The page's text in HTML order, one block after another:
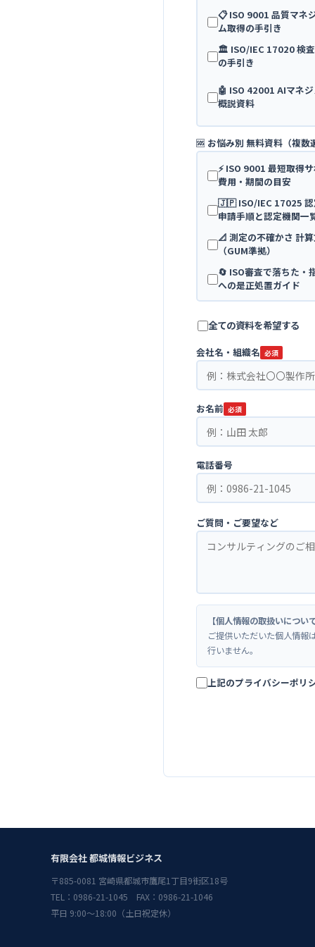
📋 ISO 9001 品質マネ
ム取得の手引き
🏛️ ISO/IEC 17020 検
の手引き
🤖 ISO 42001 AIマネ
概説資料
🆘 お悩み別 無料資料（複数
⚡ ISO 9001 最短取得
費用・期間の目安
🇯🇵 ISO/IEC 17025 認
申請手順と認定機関一
📐 測定の不確かさ 計
（GUM準拠）
🔄 ISO審査で落ちた・
への是正処置ガイド
全ての資料を希望する
会社名・組織名 必須
お名前 必須
電話番号
ご質問・ご要望など
【個人情報の取扱いについて
ご提供いただいた個人情報
行いません。
上記のプライバシーポリ
有限会社 都城情報ビジネス
〒885-0081 宮崎県都城市鷹尾1丁目9街区18号
TEL：0986-21-1045 FAX：0986-21-1046
平日 9:00〜18:00（土日祝定休）